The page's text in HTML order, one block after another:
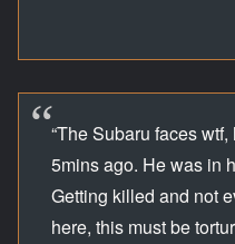
“The Subaru faces
5mins ago. He was in
Getting killed and not
here, this must be